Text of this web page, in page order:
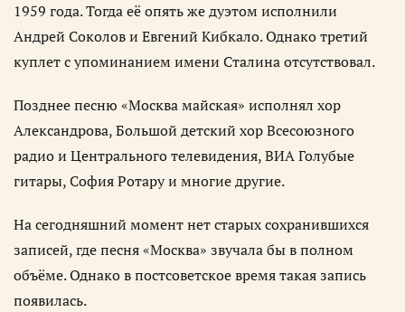
1959 года. Тогда её опять же дуэтом исполнили
Андрей Соколов и Евгений Кибкало. Однако третий
куплет с упоминанием имени Сталина отсутствовал.
Позднее песню «Москва майская» исполнял хор
Александрова, Большой детский хор Всесоюзного
радио и Центрального телевидения, ВИА Голубые
гитары, София Ротару и многие другие.
На сегодняшний момент нет старых сохранившихся
записей, где песня «Москва» звучала бы в полном
объёме. Однако в постсоветское время такая запись
появилась.